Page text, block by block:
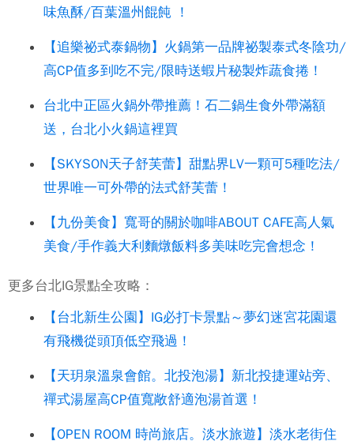
味魚酥/百葉溫州餛飩 ！
【追樂祕式泰鍋物】火鍋第一品牌祕製泰式冬陰功/
高CP值多到吃不完/限時送蝦片秘製炸蔬食捲！
台北中正區火鍋外帶推薦！石二鍋生食外帶滿額
送，台北小火鍋這裡買
【SKYSON天子舒芙蕾】甜點界LV一顆可5種吃法/
世界唯一可外帶的法式舒芙蕾！
【九份美食】寬哥的關於咖啡ABOUT CAFE高人氣
美食/手作義大利麵燉飯料多美味吃完會想念！
更多台北IG景點全攻略：
【台北新生公園】IG必打卡景點～夢幻迷宮花園還
有飛機從頭頂低空飛過！
【天玥泉溫泉會館。北投泡湯】新北投捷運站旁、
禪式湯屋高CP值寬敞舒適泡湯首選！
【OPEN ROOM 時尚旅店。淡水旅遊】淡水老街住